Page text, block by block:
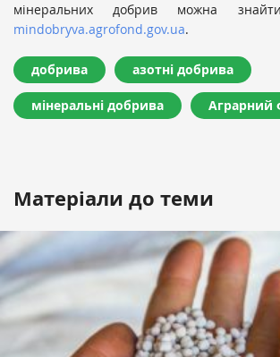
мінеральних добрив можна
mindobryva.agrofond.gov.ua.
добрива азотні добрива
мінеральні добрива Аграрний
Матеріали до теми